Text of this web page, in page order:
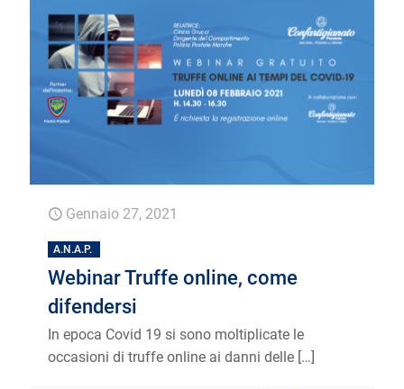
Gennaio 27, 2021
A.N.A.P.
Webinar Truffe online, come
difendersi
In epoca Covid 19 si sono moltiplicate le
occasioni di truffe online ai danni delle […]